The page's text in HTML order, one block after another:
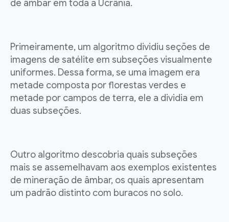
de âmbar em toda a Ucrânia.
Primeiramente, um algoritmo dividiu seções de
imagens de satélite em subseções visualmente
uniformes. Dessa forma, se uma imagem era
metade composta por florestas verdes e
metade por campos de terra, ele a dividia em
duas subseções.
Outro algoritmo descobria quais subseções
mais se assemelhavam aos exemplos existentes
de mineração de âmbar, os quais apresentam
um padrão distinto com buracos no solo.